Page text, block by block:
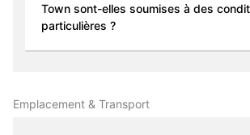
Town sont-elles soumises à des
particulières ?
Emplacement & Transport